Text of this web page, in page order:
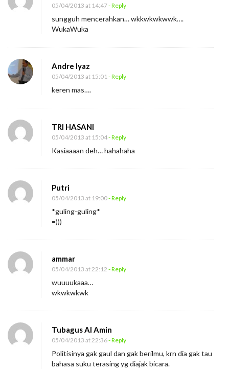
05/04/2013 at 14:47- Reply
sungguh mencerahkan… wkkwkwkwwk….
WukaWuka
Andre Iyaz
05/04/2013 at 15:01 - Reply
keren mas….
TRI HASANI
05/04/2013 at 15:04- Reply
Kasiaaaan deh… hahahaha
Putri
05/04/2013 at 19:00- Reply
*guling-guling*
=)))
ammar
05/04/2013 at 22:12 - Reply
wuuuukaaa…
wkwkwkwk
Tubagus Al Amin
05/04/2013 at 22:36- Reply
Politisinya gak gaul dan gak berilmu, krn dia gak tau
bahasa suku terasing yg diajak bicara.